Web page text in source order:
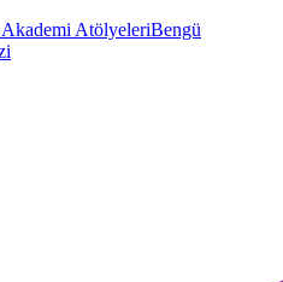
AtölyeleriBengü